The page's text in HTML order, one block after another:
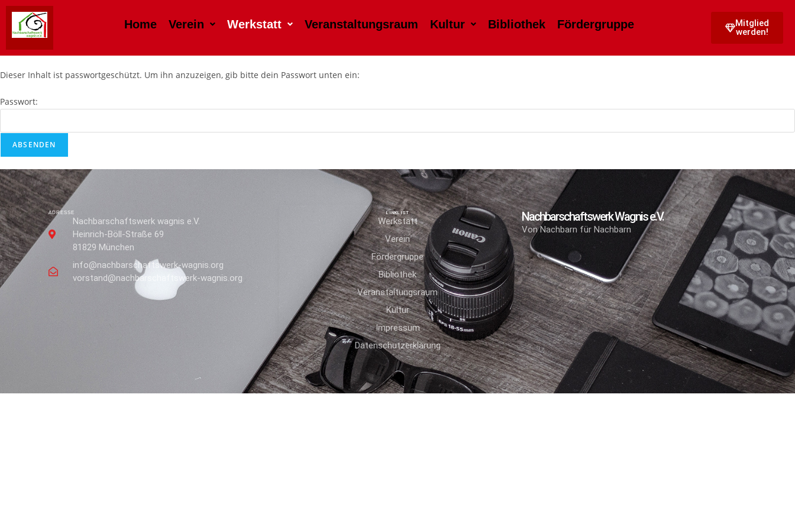
Home Verein Werkstatt Veranstaltungsraum Kultur Bibliothek Fördergruppe
Mitglied
werden!
Dieser Inhalt ist passwortgeschützt. Um ihn anzuzeigen, gib bitte dein Passwort unten ein:
Passwort:
ADRESSE
Nachbarschaftswerk wagnis e.V.
Heinrich-Böll-Straße 69
81829 München
info@nachbarschaftswerk-wagnis.org
vorstand@nachbarschaftswerk-wagnis.org
LINKLIST
Werkstatt
Verein
Fördergruppe
Bibliothek
Veranstaltungsraum
Kultur
Impressum
Datenschutzerklärung
Nachbarschaftswerk Wagnis e.V.
Von Nachbarn für Nachbarn